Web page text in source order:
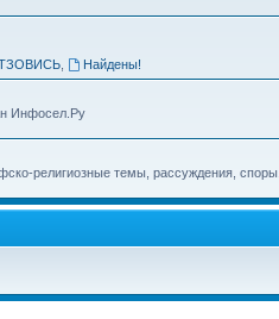
, Найдены!
Инфосел.Ру
религиозные темы, рассуждения, споры.